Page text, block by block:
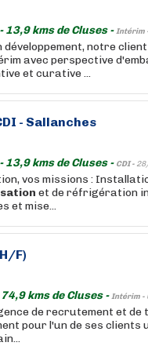
13,9 kms de Cluses -Intérim
développement, notre
avec perspective
et curative ...
- Sallanches
13,9 kms de Cluses - CDI -
vos missions :
et de réfrigération
et mise...
F)
kms de Cluses -Intérim -
de recrutement et
pour l'un de ses clients